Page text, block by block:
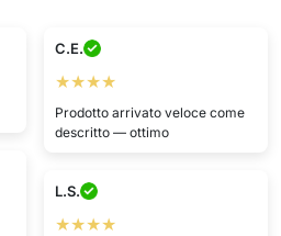
C.E.
★★★★
Prodotto arrivato veloce come
descritto — ottimo
L.S.
★★★★